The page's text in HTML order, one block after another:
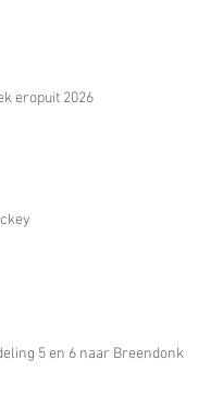
eropuit 2026
5 en 6 naar Breendonk